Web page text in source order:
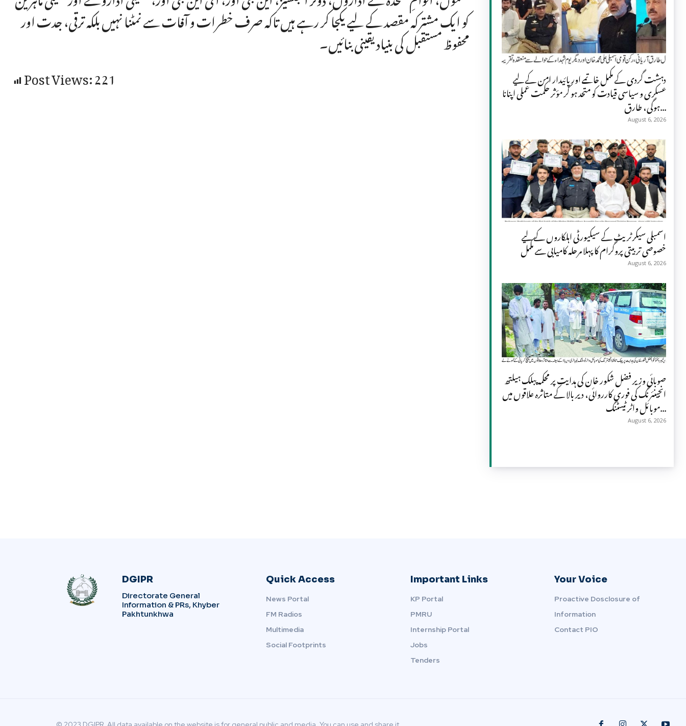
کو ایک مشترکہ مقصد کے لیے یکجا کر رہے ہیں تاکہ صرف خطرات و آفات سے نمٹنا نہیں بلکہ ترقی، جدت اور
محفوظ مستقبل کی بنیاد یقینی بنائیں۔
Post Views:221 دہشت گردی کے مکمل خاتمے اور پائیدار امن کے لیے
عسکری و سیاسی قیادت کو متحد ہو کر مؤثر حکمت عملی اپنانا
ہوگی، طارق...
August 6, 2026
اسمبلی سیکرٹریٹ کے سیکیورٹی اہلکاروں کے لیے
خصوصی تربیتی پروگرام کا پہلا مرحلہ کامیابی سے مکمل
August 6, 2026
صوبائی وزیر فضل شکور خان کی ہدایت پر محکمہ پبلک ہیلتھ
انجینئرنگ کی فوری کارروائی، دیر بالا کے متاثرہ علاقوں میں
موبائل واٹر ٹیسٹنگ...
August 6, 2026
DGIPR
Directorate General
Information & PRs, Khyber
Pakhtunkhwa
Quick Access
News Portal
FM Radios
Multimedia
Social Footprints
Important Links
KP Portal
PMRU
Internship Portal
Jobs
Tenders
Your Voice
Proactive Dosclosure of
Information
Contact PIO